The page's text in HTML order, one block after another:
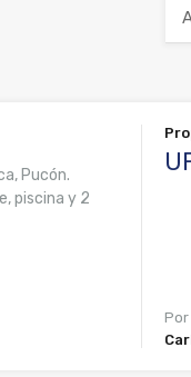
Pucón.
piscina y 2
Por